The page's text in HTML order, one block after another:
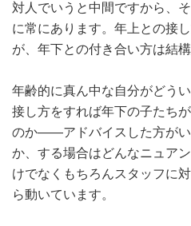
対人でいうと中間ですから、
に常にあります。年上との接
が、年下との付き合い方は結
年齢的に真ん中な自分がどう
接し方をすれば年下の子たち
のか――アドバイスした方が
か、する場合はどんなニュア
けでなくもちろんスタッフに
ら動いています。